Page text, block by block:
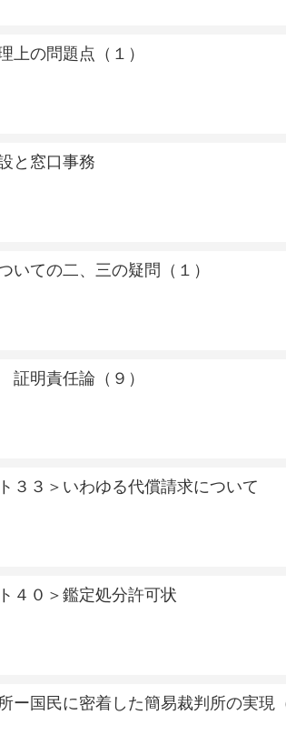
上の問題点（１）
と窓口事務
いての二、三の疑問（１）
明責任論（９）
３３＞いわゆる代償請求について
４０＞鑑定処分許可状
ー国民に密着した簡易裁判所の実現